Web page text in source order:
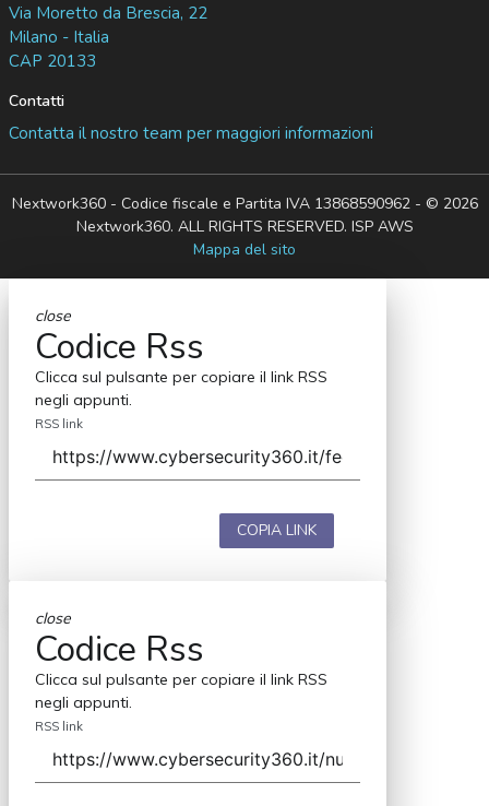
Via Moretto da Brescia, 22
Milano - Italia
CAP 20133
Contatti
Contatta il nostro team per maggiori informazioni
Nextwork360 - Codice fiscale e Partita IVA 13868590962 - © 2026
Nextwork360. ALL RIGHTS RESERVED. ISP AWS
Mappa del sito
close
Codice Rss
Clicca sul pulsante per copiare il link RSS
negli appunti.
RSS link
COPIA LINK
close
Codice Rss
Clicca sul pulsante per copiare il link RSS
negli appunti.
RSS link